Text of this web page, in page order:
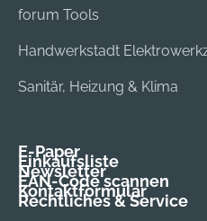
forum Tools
Handwerkstadt
Sanitär, Heizung & Klima
E-Paper
Einkaufsliste
Newsletter
EAN-Code scannen
Kontaktformular
Rechtliches & Service